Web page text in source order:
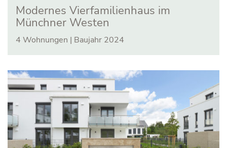
Modernes Vier­familien­haus im
Münchner Westen
4 Wohnungen | Baujahr 2024